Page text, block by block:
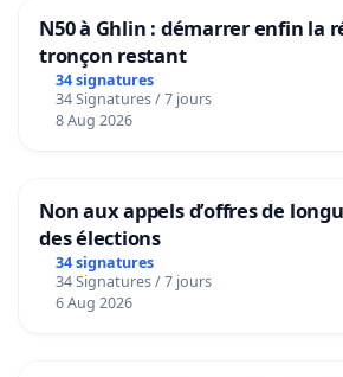
N50 à Ghlin : démarrer enfin la
tronçon restant
34 signatures
34 Signatures / 7 jours
8 Aug 2026
Non aux appels d’offres de
des élections
34 signatures
34 Signatures / 7 jours
6 Aug 2026